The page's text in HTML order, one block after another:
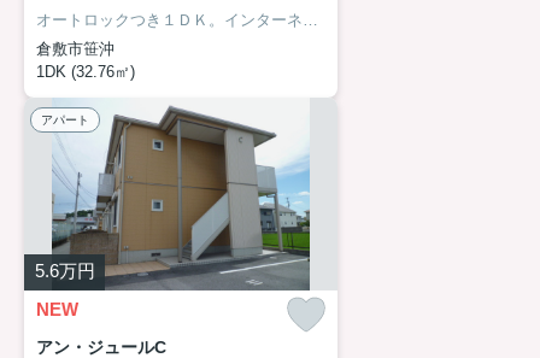
オートロックつき１ＤＫ。インターネット無料。連帯保証人不要。
倉敷市笹沖
1DK (32.76㎡)
アパート
5.6万円
NEW
アン・ジュールC